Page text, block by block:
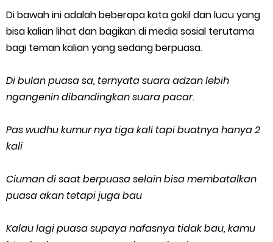
Di bawah ini adalah beberapa kata gokil dan lucu yang
bisa kalian lihat dan bagikan di media sosial terutama
bagi teman kalian yang sedang berpuasa.
Di bulan puasa sa, ternyata suara adzan lebih
ngangenin dibandingkan suara pacar.
Pas wudhu kumur nya tiga kali tapi buatnya hanya 2
kali
Ciuman di saat berpuasa selain bisa membatalkan
puasa akan tetapi juga bau
Kalau lagi puasa supaya nafasnya tidak bau, kamu